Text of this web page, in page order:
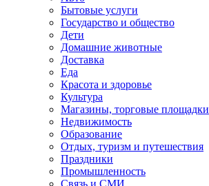
Бытовые услуги
Государство и общество
Дети
Домашние животные
Доставка
Еда
Красота и здоровье
Культура
Магазины, торговые площадки
Недвижимость
Образование
Отдых, туризм и путешествия
Праздники
Промышленность
Связь и СМИ